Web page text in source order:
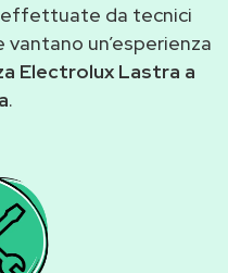
effettuate da tecnici
un’esperienza
Electrolux Lastra a
.